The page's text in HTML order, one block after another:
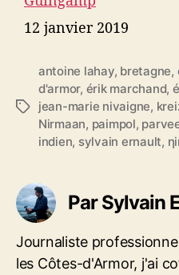
Date
12 janvier 2019
É
e
t
e
s
antoine lahay, bretagne,
d'armor, érik marchand,
jean-marie nivaigne,
Nirmaan, paimpol,
indien, sylvain ernault,
Par Sylvain
Journaliste
les Côtes-d'Armor, j'ai